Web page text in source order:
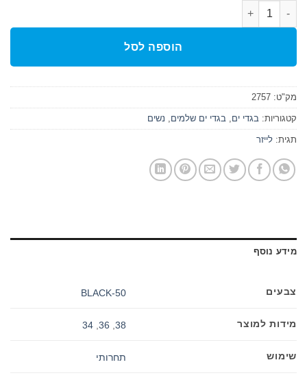
כמות של בגד ים חליפה תחרותית POWERSKIN CARBON DUO TOP OB
הוספה לסל
מק"ט: 2757
קטגוריות: בגדי ים בגדי ים שלמים נשים
תגית: לייזר
מידע נוסף
צבעים 50-BLACK
מידות למוצר 38
36
,
34
שימוש תחרותי